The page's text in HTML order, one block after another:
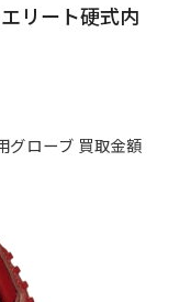
リート硬式内
グローブ 買取金額